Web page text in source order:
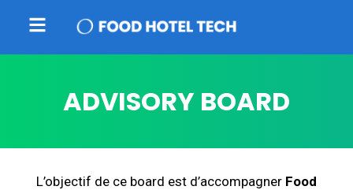
ADVISORY BOARD
L’objectif de ce board est d’accompagner Food